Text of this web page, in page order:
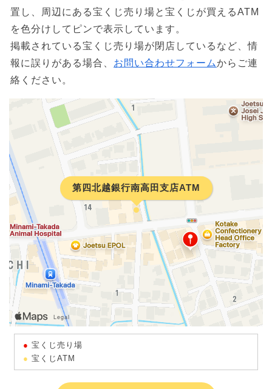
置し、周辺にある宝くじ売り場と宝くじが買えるATM
を色分けしてピンで表示しています。
掲載されている宝くじ売り場が閉店しているなど、情
報に誤りがある場合、 お問い合わせフォームからご連
絡ください。
第四北越銀行南高田支店ATM
宝くじ売り場
宝くじATM